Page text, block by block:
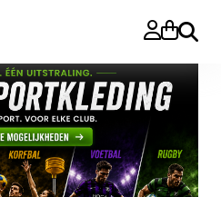
Zoeken